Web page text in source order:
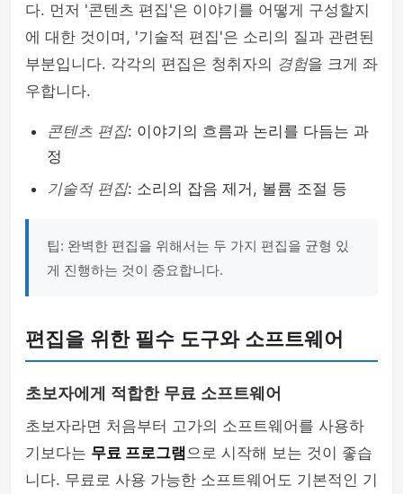
다. 먼저 '콘텐츠 편집'은 이야기를 어떻게 구성할지
에 대한 것이며, '기술적 편집'은 소리의 질과 관련된
부분입니다. 각각의 편집은 청취자의 경험을 크게 좌
우합니다.
콘텐츠 편집: 이야기의 흐름과 논리를 다듬는 과
정
기술적 편집: 소리의 잡음 제거, 볼륨 조절 등
팁: 완벽한 편집을 위해서는 두 가지 편집을 균형 있
게 진행하는 것이 중요합니다.
편집을 위한 필수 도구와 소프트웨어
초보자에게 적합한 무료 소프트웨어
초보자라면 처음부터 고가의 소프트웨어를 사용하
기보다는 무료 프로그램으로 시작해 보는 것이 좋습
니다. 무료로 사용 가능한 소프트웨어도 기본적인 기